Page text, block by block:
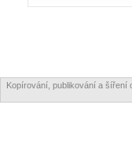
Kopírování, publikování a šíření